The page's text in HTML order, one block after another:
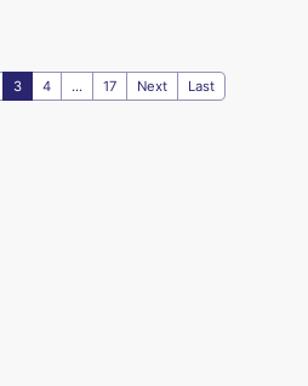
3 4 ... 17 Next Last